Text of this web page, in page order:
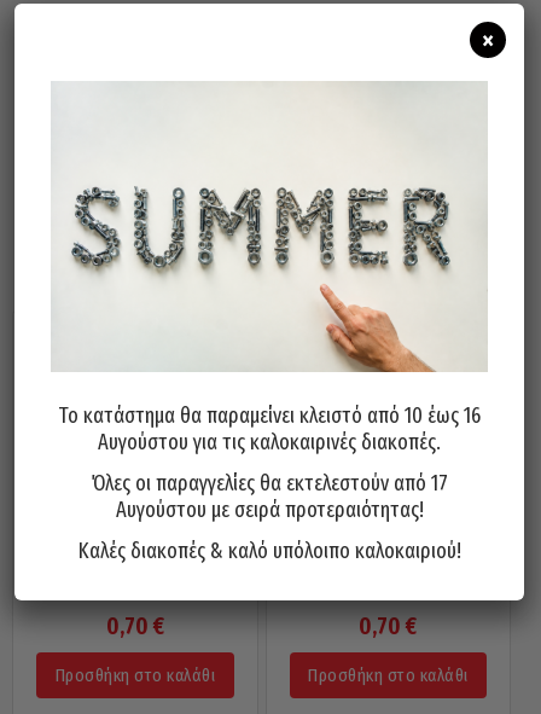
Σχετικά προϊόντα
0,70€
Προσθήκη στο καλάθι
0,70€
Προσθήκη στο καλάθι
Το κατάστημα θα παραμείνει κλειστό από 10 έως 16
Αυγούστου για τις καλοκαιρινές διακοπές.
Όλες οι παραγγελίες θα εκτελεστούν από 17
Αυγούστου με σειρά προτεραιότητας!
Καλές διακοπές & καλό υπόλοιπο καλοκαιριού!
×